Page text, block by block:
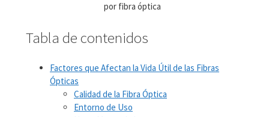
por fibra óptica
Tabla de contenidos
Factores que Afectan la Vida Útil de las Fibras
Ópticas
Calidad de la Fibra Óptica
Entorno de Uso